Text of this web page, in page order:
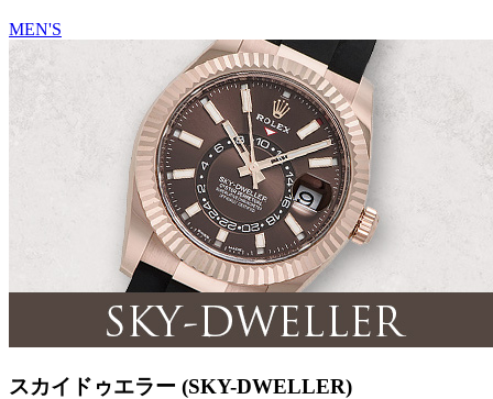
MEN'S
スカイドゥエラー (SKY-DWELLER)